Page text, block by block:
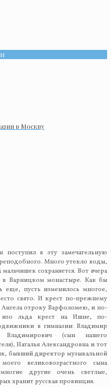
в Москву
в эту замечательную
Много утекло воды,
сохраняется. Вот вчера
в Варницком монастыре. Как бы
еще, пусть изменилось многое,
свято. И крест по-прежнему
Ангела отроку Варфоломею, и по-
изо льда крест на Ишне, по-
в гимназии: Владимир
Владимирович (сын нашего
Наталья Александровна и тот
бывший директор музыкальной
великовозрастного сына
другие очень светлые,
хранит русская провинция.